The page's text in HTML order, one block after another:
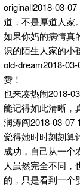
originall2018-03-
道，不是厚道人家。
如果你妈的病情真
识的陌生人家的小
old-dream2018-
赞！
也来凑热闹2018-
能记得如此清晰，
润涛阎2018-03-07
觉得她时时刻刻算
成功，自己从一个
人虽然完全不同，
的，只是看到一个